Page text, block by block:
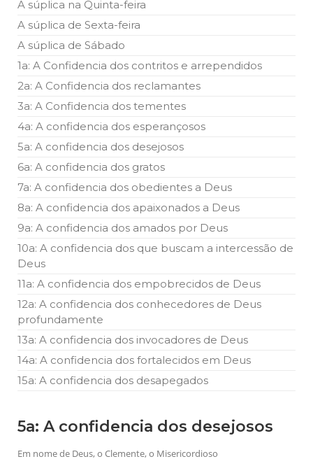
A súplica na Quinta-feira
A súplica de Sexta-feira
A súplica de Sábado
1a: A Confidencia dos contritos e arrependidos
2a: A Confidencia dos reclamantes
3a: A Confidencia dos tementes
4a: A confidencia dos esperançosos
5a: A confidencia dos desejosos
6a: A confidencia dos gratos
7a: A confidencia dos obedientes a Deus
8a: A confidencia dos apaixonados a Deus
9a: A confidencia dos amados por Deus
10a: A confidencia dos que buscam a intercessão de
Deus
11a: A confidencia dos empobrecidos de Deus
12a: A confidencia dos conhecedores de Deus
profundamente
13a: A confidencia dos invocadores de Deus
14a: A confidencia dos fortalecidos em Deus
15a: A confidencia dos desapegados
5a: A confidencia dos desejosos
Em nome de Deus, o Clemente, o Misericordioso